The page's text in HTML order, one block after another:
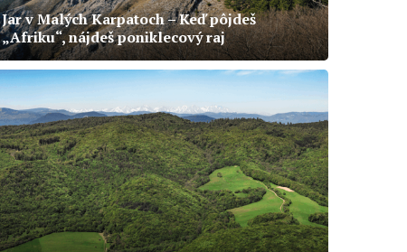
Jar v Malých Karpatoch – Keď pôjdeš
„Afriku“, nájdeš poniklecový raj